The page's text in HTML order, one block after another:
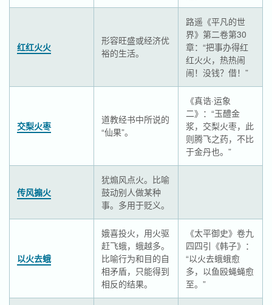
红红火火
形容旺盛或经济优
裕的生活。
路遥《平凡的世
界》第二卷第30
章：“把事办得红
红火火，热热闹
闹！没钱？借！”
交梨火枣
道教经书中所说的
“仙果”。
《真诰·运象
二》：“玉醴金
浆，交梨火枣，此
则腾飞之药，不比
于金丹也。”
传风搧火
犹煽风点火。比喻
鼓动别人做某种
事。多用于贬义。
以火去蛾
娥喜投火，用火驱
赶飞蛾，蛾越多。
比喻行为和目的自
相矛盾，只能得到
相反的结果。
《太平御史》卷九
四四引《韩子》：
“以火去蛾蛾愈
多，以鱼殴蝇蝇愈
至。”